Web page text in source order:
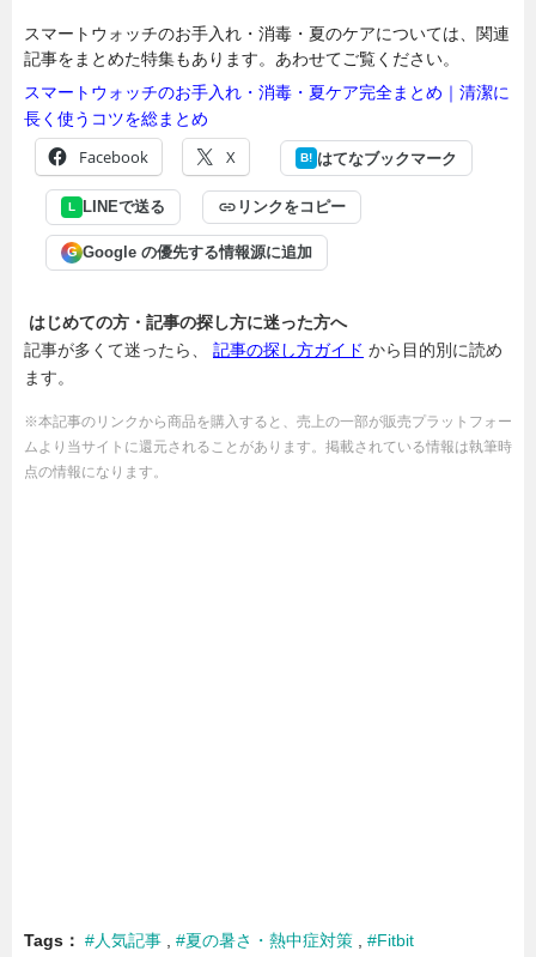
スマートウォッチのお手入れ・消毒・夏のケアについては、関連
記事をまとめた特集もあります。あわせてご覧ください。
スマートウォッチのお手入れ・消毒・夏ケア完全まとめ｜清潔に
長く使うコツを総まとめ
Facebook X B! はてなブックマーク
L LINEで送る リンクをコピー
G Google の優先する情報源に追加
はじめての方・記事の探し方に迷った方へ
記事が多くて迷ったら、 記事の探し方ガイド から目的別に読め
ます。
※本記事のリンクから商品を購入すると、売上の一部が販売プラットフォー
ムより当サイトに還元されることがあります。掲載されている情報は執筆時
点の情報になります。
Tags #人気記事 #夏の暑さ・熱中症対策 #Fitbit